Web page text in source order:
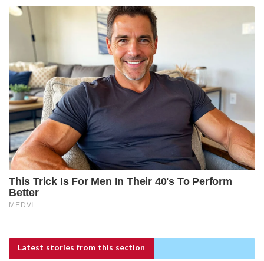
Latest stories from this section